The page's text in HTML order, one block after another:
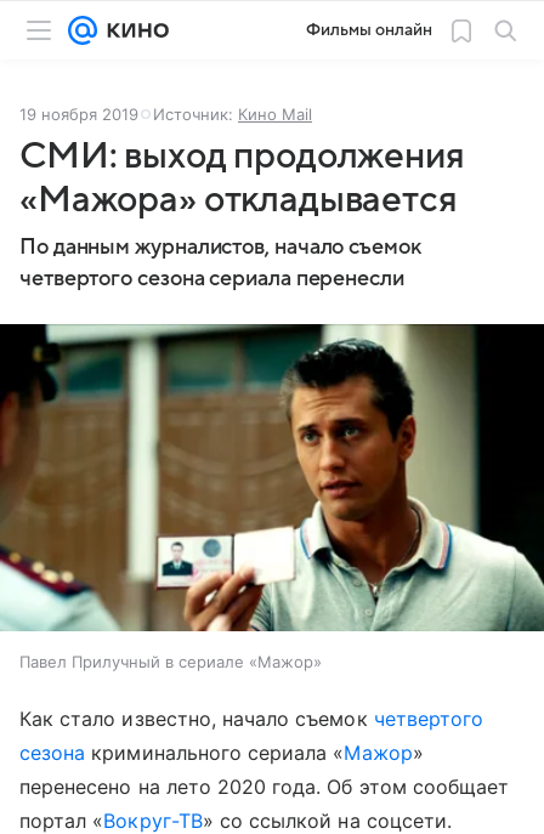
Фильмы онлайн
19 ноября 2019 Источник: Кино Mail
СМИ: выход продолжения
«Мажора» откладывается
По данным журналистов, начало съемок
четвертого сезона сериала перенесли
Павел Прилучный в сериале «Мажор»
Как стало известно, начало съемок четвертого
сезона криминального сериала «Мажор»
перенесено на лето 2020 года. Об этом сообщает
портал «Вокруг-ТВ» со ссылкой на соцсети.